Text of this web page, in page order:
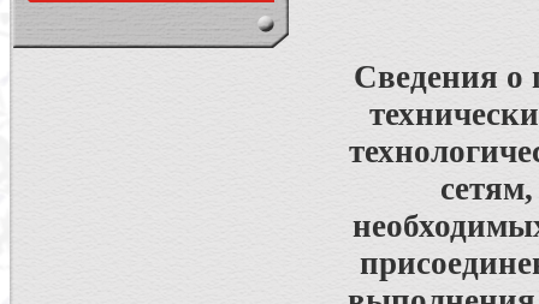
Сведения о